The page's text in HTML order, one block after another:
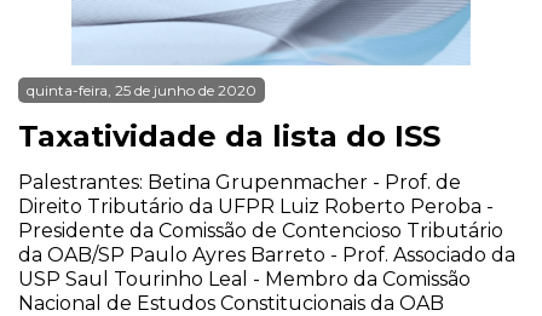
quinta-feira, 25 de junho de 2020
Taxatividade da lista do ISS
Palestrantes: Betina Grupenmacher - Prof. de
Direito Tributário da UFPR Luiz Roberto Peroba -
Presidente da Comissão de Contencioso Tributário
da OAB/SP Paulo Ayres Barreto - Prof. Associado da
USP Saul Tourinho Leal - Membro da Comissão
Nacional de Estudos Constitucionais da OAB